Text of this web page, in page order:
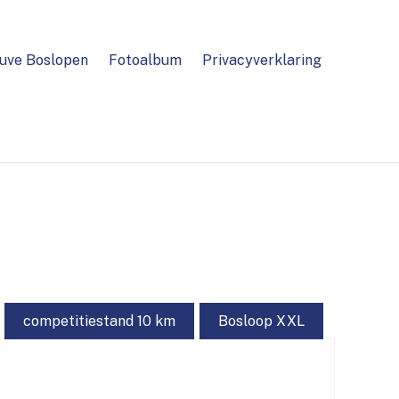
Boslopen Fotoalbum Privacyverklaring
competitiestand 10 km Bosloop XXL